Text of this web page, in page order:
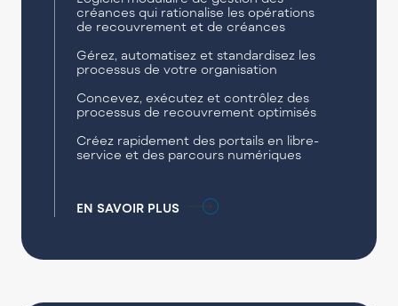
créances qui rationalise les opérations
de recouvrement et de créances
Gérez, automatisez et standardisez les
processus de votre organisation
Concevez, exécutez et contrôlez des
processus de recouvrement optimisés
Créez rapidement des portails en libre-
service et des parcours numériques
EN SAVOIR PLUS